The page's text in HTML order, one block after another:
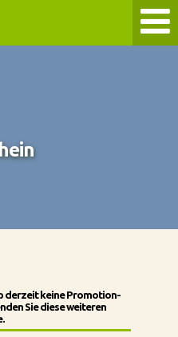
derzeit keine Promotion-
Sie diese weiteren